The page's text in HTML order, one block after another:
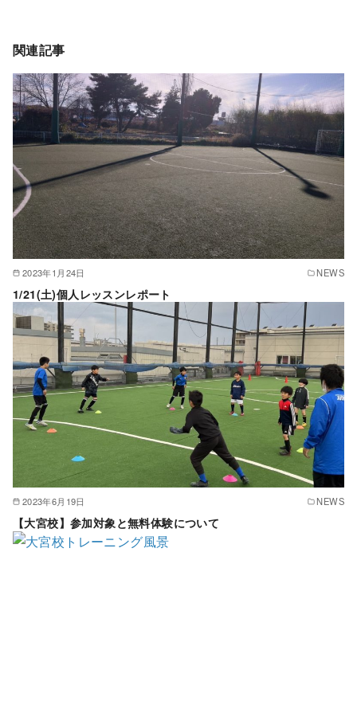
関連記事
2023年1月24日 NEWS
1/21(土)個人レッスンレポート
2023年6月19日 NEWS
【大宮校】参加対象と無料体験について